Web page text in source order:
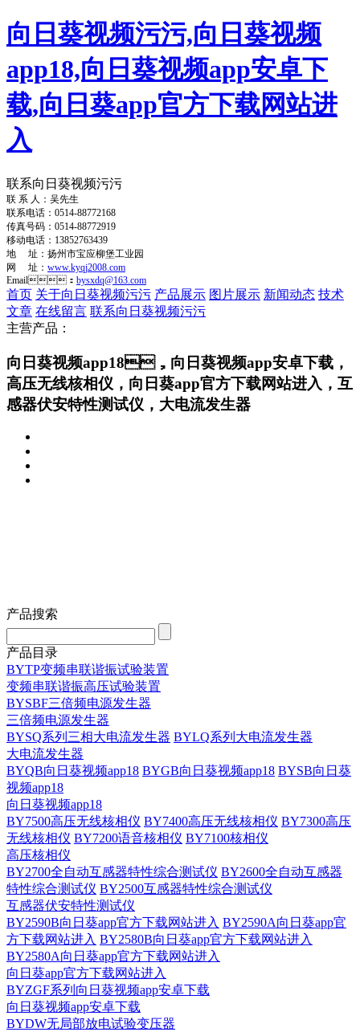
向日葵视频污污,向日葵视频
app18,向日葵视频app安卓下
载,向日葵app官方下载网站进
入
联系向日葵视频污污
联 系 人：吴先生
联系电话：0514-88772168
传真号码：0514-88772919
移动电话：13852763439
地 址：扬州市宝应柳堡工业园
网 址： www.kyqj2008.com
Email： bysxdq@163.com
首页 关于向日葵视频污污 产品展示 图片展示 新闻动态 技术
文章 在线留言 联系向日葵视频污污
主营产品：
向日葵视频app18，向日葵视频app安卓下载，
高压无线核相仪，向日葵app官方下载网站进入，互
感器伏安特性测试仪，大电流发生器
产品搜索
产品目录
BYTP变频串联谐振试验装置
变频串联谐振高压试验装置
BYSBF三倍频电源发生器
三倍频电源发生器
BYSQ系列三相大电流发生器 BYLQ系列大电流发生器
大电流发生器
BYQB向日葵视频app18 BYGB向日葵视频app18 BYSB向日葵
视频app18
向日葵视频app18
BY7500高压无线核相仪 BY7400高压无线核相仪 BY7300高压
无线核相仪 BY7200语音核相仪 BY7100核相仪
高压核相仪
BY2700全自动互感器特性综合测试仪 BY2600全自动互感器
特性综合测试仪 BY2500互感器特性综合测试仪
互感器伏安特性测试仪
BY2590B向日葵app官方下载网站进入 BY2590A向日葵app官
方下载网站进入 BY2580B向日葵app官方下载网站进入
BY2580A向日葵app官方下载网站进入
向日葵app官方下载网站进入
BYZGF系列向日葵视频app安卓下载
向日葵视频app安卓下载
BYDW无局部放电试验变压器